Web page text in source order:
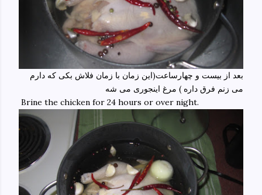
بعد از بیست و چهارساعت(این زمان با زمان فلاش بکی که دارم
می زنم فرق داره ) مرغ اینجوری می شه
Brine the chicken for 24 hours or over night.